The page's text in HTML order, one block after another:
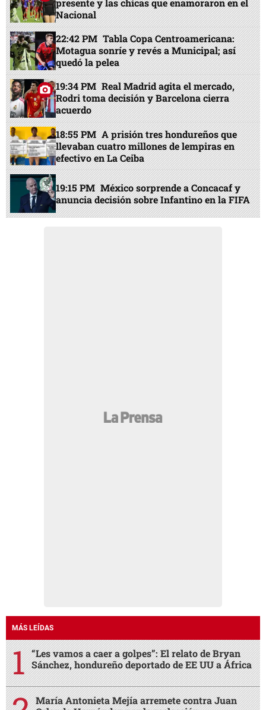
presente y las chicas que enamoraron en el
Nacional
22:42 PM Tabla Copa Centroamericana:
Motagua sonríe y revés a Municipal; así
quedó la pelea
19:34 PM Real Madrid agita el mercado,
Rodri toma decisión y Barcelona cierra
acuerdo
18:55 PM A prisión tres hondureños que
llevaban cuatro millones de lempiras en
efectivo en La Ceiba
19:15 PM México sorprende a Concacaf y
anuncia decisión sobre Infantino en la FIFA
MÁS LEÍDAS
“Les vamos a caer a golpes”: El relato de Bryan
Sánchez, hondureño deportado de EE UU a África
María Antonieta Mejía arremete contra Juan